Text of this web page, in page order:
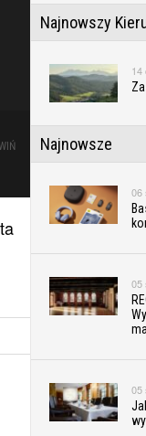
Najnowszy
14
Najnowsze
06
05
05